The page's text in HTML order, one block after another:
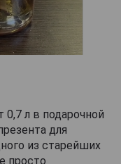
0,7 л в подарочной
для
из старейших
просто